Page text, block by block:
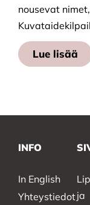
nousevat
Lue lisää
INFO
In English
Yhteystiedotja